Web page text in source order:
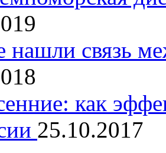
нашли связь
как
25.10.2017